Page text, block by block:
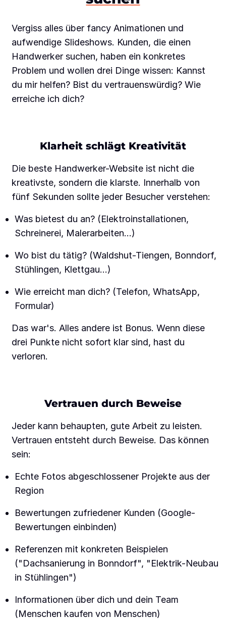
Vergiss alles über fancy Animationen und
aufwendige Slideshows. Kunden, die einen
Handwerker suchen, haben ein konkretes
Problem und wollen drei Dinge wissen: Kannst
du mir helfen? Bist du vertrauenswürdig? Wie
erreiche ich dich?
Klarheit schlägt Kreativität
Die beste Handwerker-Website ist nicht die
kreativste, sondern die klarste. Innerhalb von
fünf Sekunden sollte jeder Besucher verstehen:
Was bietest du an? (Elektroinstallationen,
Schreinerei, Malerarbeiten...)
Wo bist du tätig? (Waldshut-Tiengen, Bonndorf,
Stühlingen, Klettgau...)
Wie erreicht man dich? (Telefon, WhatsApp,
Formular)
Das war's. Alles andere ist Bonus. Wenn diese
drei Punkte nicht sofort klar sind, hast du
verloren.
Vertrauen durch Beweise
Jeder kann behaupten, gute Arbeit zu leisten.
Vertrauen entsteht durch Beweise. Das können
sein:
Echte Fotos abgeschlossener Projekte aus der
Region
Bewertungen zufriedener Kunden (Google-
Bewertungen einbinden)
Referenzen mit konkreten Beispielen
("Dachsanierung in Bonndorf", "Elektrik-Neubau
in Stühlingen")
Informationen über dich und dein Team
(Menschen kaufen von Menschen)